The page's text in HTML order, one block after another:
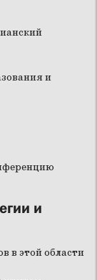
и
и
в этой области